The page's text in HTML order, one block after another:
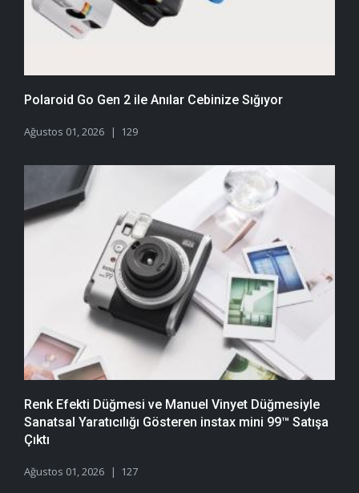
Polaroid Go Gen 2 ile Anılar Cebinize Sığıyor
Ağustos 01, 2026 129
Renk Efekti Düğmesi ve Manuel Vinyet Düğmesiyle
Sanatsal Yaratıcılığı Gösteren instax mini 99™ Satışa
Çıktı
Ağustos 01, 2026 127